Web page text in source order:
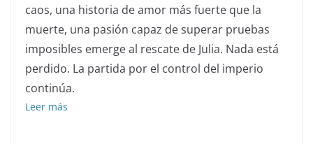
caos, una historia de amor más fuerte que la
muerte, una pasión capaz de superar pruebas
imposibles emerge al rescate de Julia. Nada está
perdido. La partida por el control del imperio
continúa.
Leer más